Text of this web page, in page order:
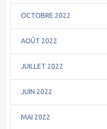
OCTOBRE 2022
AOÛT 2022
JUILLET 2022
JUIN 2022
MAI 2022